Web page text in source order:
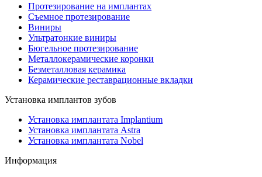
Протезирование на имплантах
Съемное протезирование
Виниры
Ультратонкие виниры
Бюгельное протезирование
Металлокерамические коронки
Безметалловая керамика
Керамические реставрационные вкладки
Установка имплантов зубов
Установка имплантата Implantium
Установка имплантата Astra
Установка имплантата Nobel
Информация